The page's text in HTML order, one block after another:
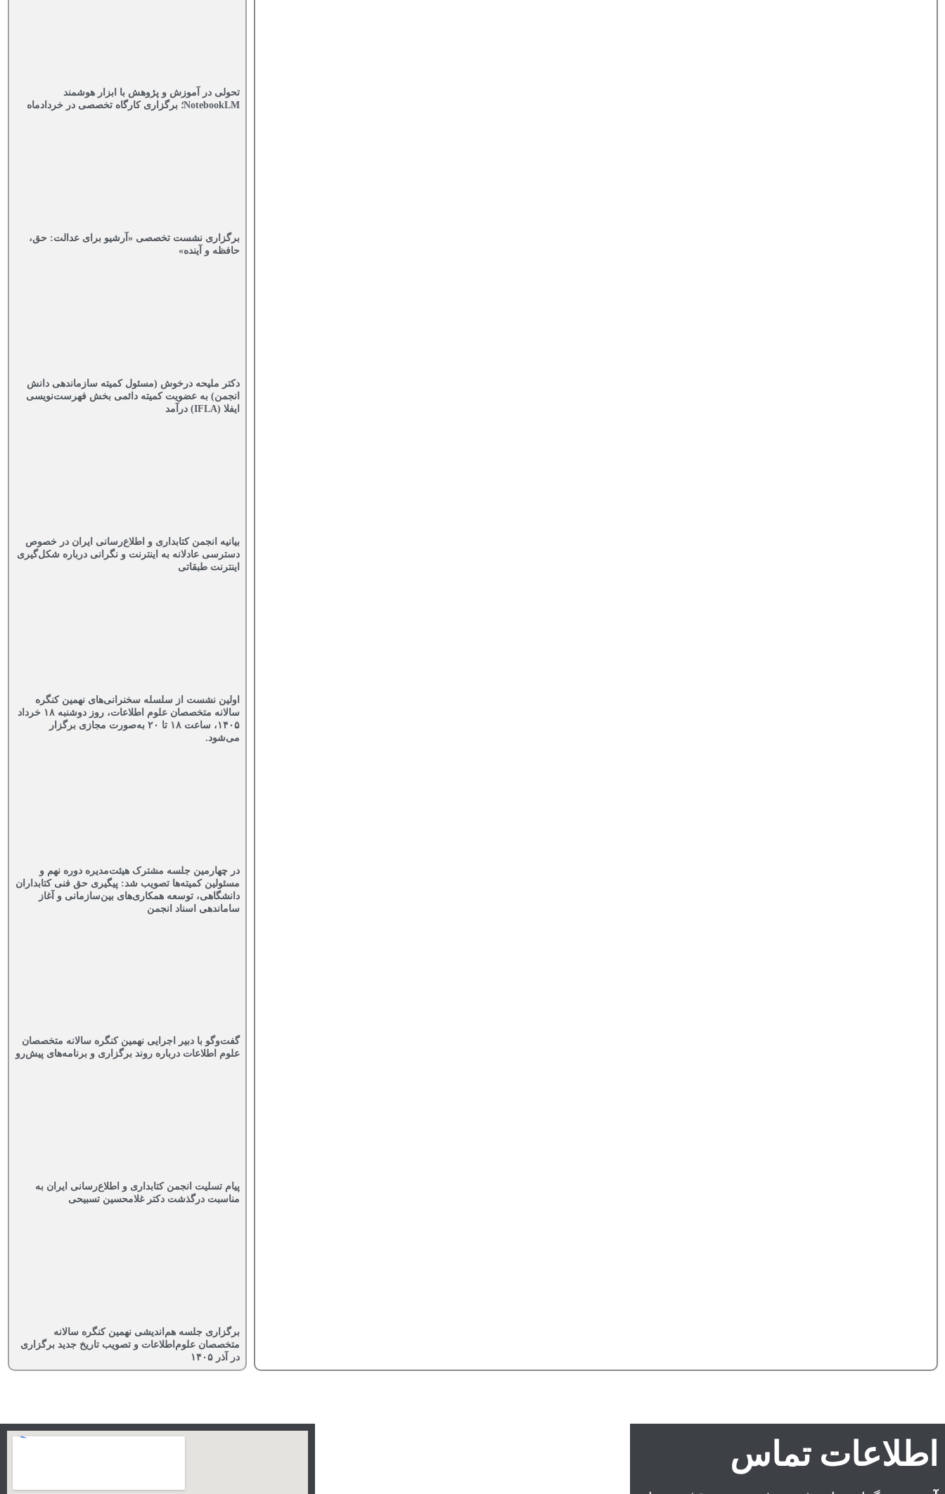
تحولی در آموزش و پژوهش با ابزار هوشمند
NotebookLM؛ برگزاری کارگاه تخصصی در خردادماه
برگزاری نشست تخصصی «آرشیو برای عدالت: حق،
حافظه و آینده»
دکتر ملیحه درخوش (مسئول کمیته سازماندهی دانش
انجمن) به عضویت کمیته دائمی بخش فهرست‌نویسی
ایفلا (IFLA) درآمد
بیانیه انجمن کتابداری و اطلاع‌رسانی ایران در خصوص
دسترسی عادلانه به اینترنت و نگرانی درباره شکل‌گیری
اینترنت طبقاتی
اولین نشست از سلسله سخنرانی‌های نهمین کنگره
سالانه متخصصان علوم اطلاعات، روز دوشنبه ۱۸ خرداد
۱۴۰۵، ساعت ۱۸ تا ۲۰ به‌صورت مجازی برگزار
می‌شود.
در چهارمین جلسه مشترک هیئت‌مدیره دوره نهم و
مسئولین کمیته‌ها تصویب شد: پیگیری حق فنی کتابداران
دانشگاهی، توسعه همکاری‌های بین‌سازمانی و آغاز
ساماندهی اسناد انجمن
گفت‌وگو با دبیر اجرایی نهمین کنگره سالانه متخصصان
علوم اطلاعات درباره روند برگزاری و برنامه‌های پیش‌رو
پیام تسلیت انجمن کتابداری و اطلاع‌رسانی ایران به
مناسبت درگذشت دکتر غلامحسین تسبیحی
برگزاری جلسه هم‌اندیشی نهمین کنگره سالانه
متخصصان علوم‌اطلاعات و تصویب تاریخ جدید برگزاری
در آذر ۱۴۰۵
اطلاعات تماس